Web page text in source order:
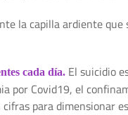
la capilla ardiente
cada día. El suicidio
por Covid19, el
para dimensionar